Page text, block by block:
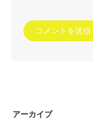
アーカイブ